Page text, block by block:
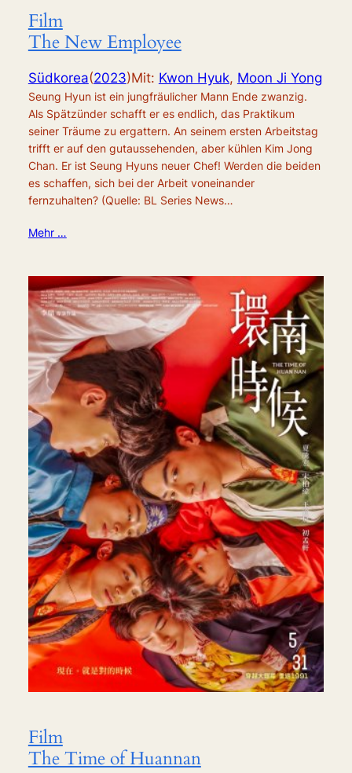
Film
The New Employee
Südkorea(2023)Mit: Kwon Hyuk, Moon Ji Yong
Seung Hyun ist ein jungfräulicher Mann Ende zwanzig.
Als Spätzünder schafft er es endlich, das Praktikum
seiner Träume zu ergattern. An seinem ersten Arbeitstag
trifft er auf den gutaussehenden, aber kühlen Kim Jong
Chan. Er ist Seung Hyuns neuer Chef! Werden die beiden
es schaffen, sich bei der Arbeit voneinander
fernzuhalten? (Quelle: BL Series News…
Mehr …
Film
The Time of Huannan